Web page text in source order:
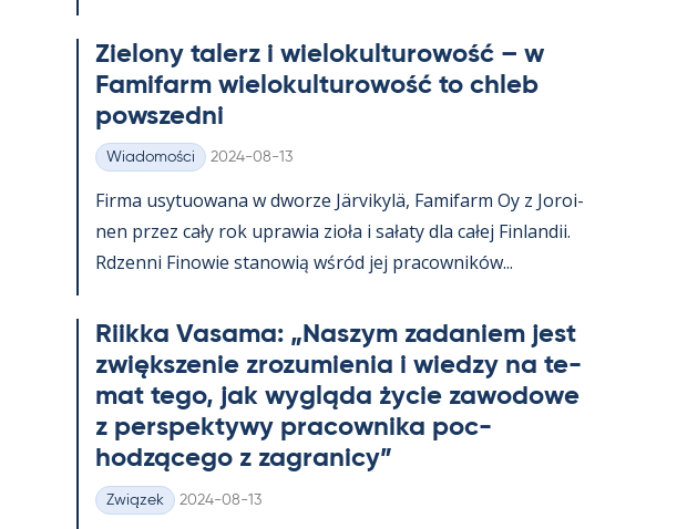
Zie­lony ta­lerz i wie­lo­kul­tu­rowość – w
Fa­mi­farm wie­lo­kul­tu­rowość to ch­leb
powszedni
Kategorie
Wiadomości Kirjoitettu
2024-08-13
Firma usy­tuowana w dworze Jär­vi­kylä, Fa­mi­farm Oy z Jo­roi­
nen przez cały rok uprawia zioła i sałaty dla całej Fin­lan­dii.
Rdzenni Fi­nowie sta­nowią wśród jej pracow­ników...
Riikka Va­sama: „Naszym za­da­niem jest
zwiększe­nie zrozu­mie­nia i wiedzy na te­
mat tego, jak wygląda życie zawo­dowe
z pers­pek­tywy pracow­nika poc­
hodzącego z za­gra­nicy”
Kategorie
Związek Kirjoitettu
2024-08-13